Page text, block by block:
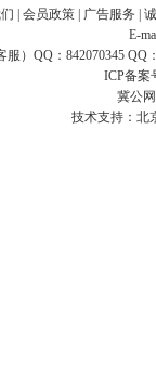
会员政策| 广告服务
E-
服）QQ：842070345 QQ
ICP备案
冀公
技术支持： 北